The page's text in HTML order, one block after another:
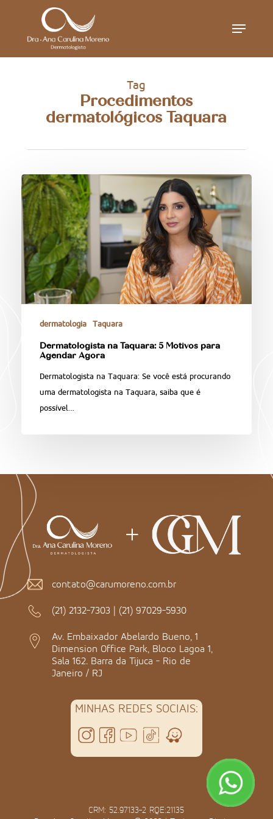
Menu
Tag
Procedimentos
dermatológicos Taquara
dermatologia Taquara
Dermatologista na Taquara: 5 Motivos para
Agendar Agora
Dermatologista na Taquara: Se você está procurando
uma dermatologista na Taquara, saiba que é
possível…
contato@carumoreno.com.br
(21) 2132-7303 | (21) 97029-5930
Av. Embaixador Abelardo Bueno, 1
Dimension Office Park, Bloco Lagoa 1,
Sala 162. Barra da Tijuca - Rio de
Janeiro / RJ
MINHAS REDES SOCIAIS:
CRM: 52.97133-2 RQE:21135